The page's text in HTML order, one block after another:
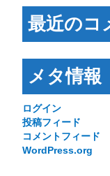
最近のコ
メタ情報
ログイン
投稿フィード
コメントフィード
WordPress.org